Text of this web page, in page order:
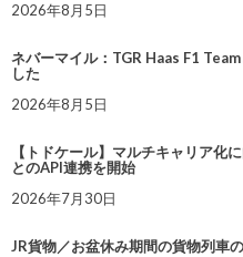
2026年8月5日
ネバーマイル：TGR Haas F1
した
2026年8月5日
【トドケール】マルチキャリア化
とのAPI連携を開始
2026年7月30日
JR貨物／お盆休み期間の貨物列車